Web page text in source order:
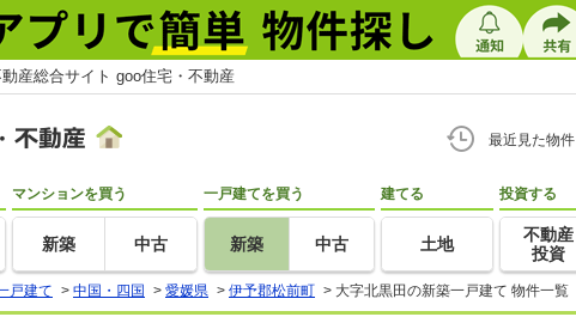
産総合サイト goo住宅・不動産
最近見た物件
マンションを買う
新築 中古
一戸建てを買う
新築 中古
建てる
土地
投資する
不動産
投資
戸建て > 中国・四国 > 愛媛県 > 伊予郡松前町 > 大字北黒田の新築一戸建て 物件一覧